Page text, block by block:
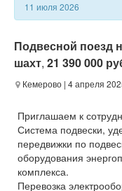
11 июля 2026
Подвесной поезд
шахт, 21 390 000
Кемерово | 4 апреля
Приглашаем к
Система подвески,
передвижки по
оборудования
комплекса.
Перевозка